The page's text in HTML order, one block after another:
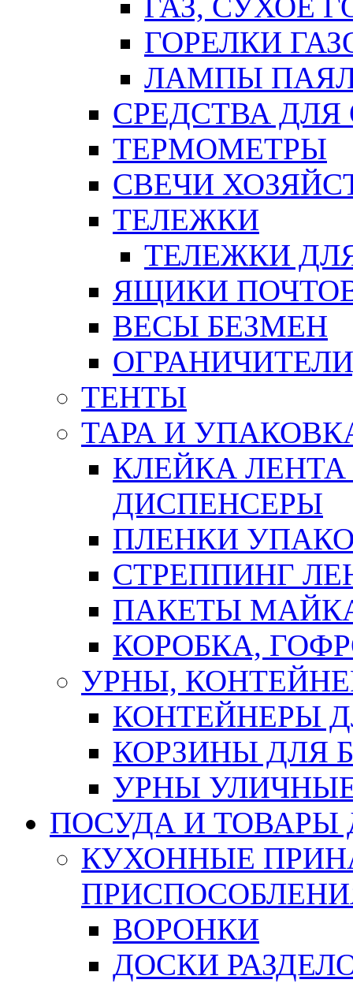
ГАЗ, СУХОЕ
ГОРЕЛКИ
ЛАМПЫ
СРЕДСТВА
ТЕРМОМЕТРЫ
СВЕЧИ
ТЕЛЕЖКИ
ТЕЛЕЖКИ
ЯЩИКИ
ВЕСЫ БЕЗМЕН
ТЕНТЫ
ТАРА И
КЛЕЙКА
ДИСПЕНСЕРЫ
ПЛЕНКИ
СТРЕППИНГ
ПАКЕТЫ
КОРОБКА,
УРНЫ,
КОНТЕЙНЕРЫ
КОРЗИНЫ ДЛЯ
УРНЫ
ПОСУДА И ТОВАРЫ
КУХОННЫЕ
ВОРОНКИ
ДОСКИ